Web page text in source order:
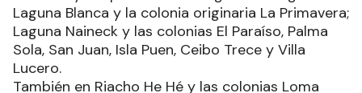
Laguna Blanca y la colonia originaria La Primavera;
Laguna Naineck y las colonias El Paraíso, Palma
Sola, San Juan, Isla Puen, Ceibo Trece y Villa
Lucero.
También en Riacho He Hé y las colonias Loma